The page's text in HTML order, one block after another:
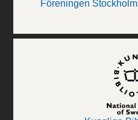
Föreningen